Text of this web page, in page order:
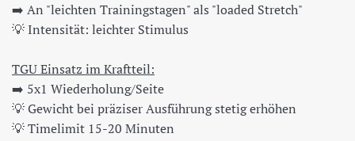
➡️ An "leichten Trainingstagen" als "loaded Stretch"
💡 Intensität: leichter Stimulus
TGU Einsatz im Kraftteil:
➡️ 5x1 Wiederholung/Seite
💡 Gewicht bei präziser Ausführung stetig erhöhen
💡 Timelimit 15-20 Minuten